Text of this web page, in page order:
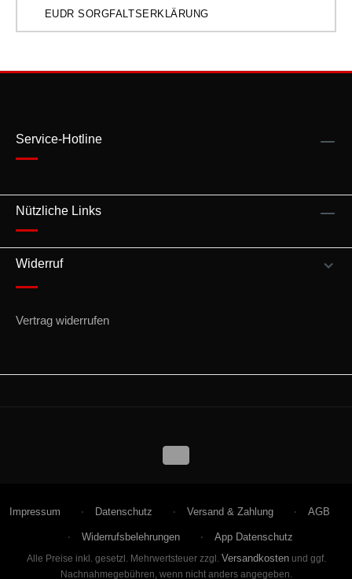
EUDR SORGFALTSERKLÄRUNG
Service-Hotline
Nützliche Links
Widerruf
Vertrag widerrufen
Impressum Datenschutz Versand & Zahlung AGB
Widerrufsbelehrungen App Datenschutz
Alle Preise inkl. gesetzl. Mehrwertsteuer zzgl. Versandkostenund ggf.
Nachnahmegebühren, wenn nicht anders angegeben.